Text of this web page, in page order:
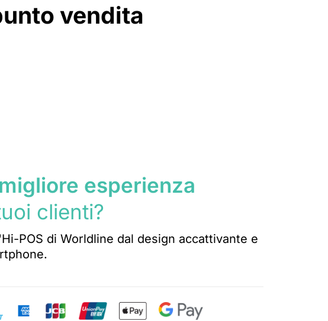
vendita
migliore esperienza
clienti?
POS di Worldline dal design accattivante e